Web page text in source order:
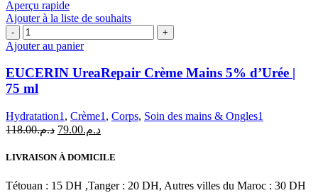
Aperçu rapide
Ajouter à la liste de souhaits
quantité
de
EUCERIN
UreaRepair
Crème
Mains
d'Urée
|
ml
Ajouter au panier
EUCERIN UreaRepair Crème Mains 5% d’Urée |
75 ml
Hydratation1 , Crème1 , Corps, Soin des mains & Ongles1
د.م.118.00
Le
initial
د.م.79.00
Le
actuel
د.م.79.00.
LIVRAISON À DOMICILE
Tétouan : 15 DH ,Tanger : 20 DH, Autres villes du Maroc : 30 DH